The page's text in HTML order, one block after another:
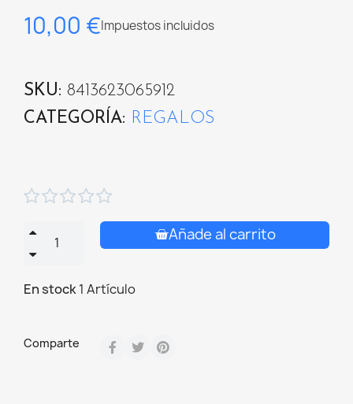
10,00 €Impuestos incluidos
SKU
8413623065912
CATEGORÍA
REGALOS

Añade al carrito
En stock1 Artículo
Comparte